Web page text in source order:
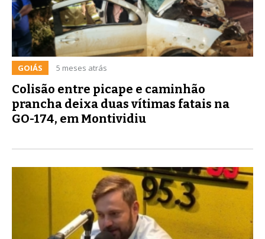
GOIÁS 5 meses atrás
Colisão entre picape e caminhão
prancha deixa duas vítimas fatais na
GO-174, em Montividiu